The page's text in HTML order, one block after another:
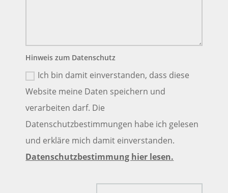
Hinweis zum Datenschutz
Ich bin damit einverstanden, dass diese
Website meine Daten speichern und
verarbeiten darf. Die
Datenschutzbestimmungen habe ich gelesen
und erkläre mich damit einverstanden.
Datenschutzbestimmung hier lesen.